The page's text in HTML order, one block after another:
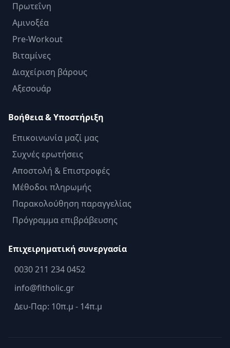
Πρωτεΐνη
Αμινοξέα
Pre-Workout
Βιταμίνες
Διαχείριση βάρους
Αξεσουάρ
Βοήθεια & Υποστήριξη
Επικοινωνία μαζί μας
Συχνές ερωτήσεις
Αποστολή & Επιστροφές
Μέθοδοι πληρωμής
Παρακολούθηση παραγγελίας
Πρόγραμμα επιβράβευσης
Επιχειρηματική συνεργασία
0030 211 234 0452
info@fitholic.gr
Δευ-Παρ: 10π.μ - 14π.μ